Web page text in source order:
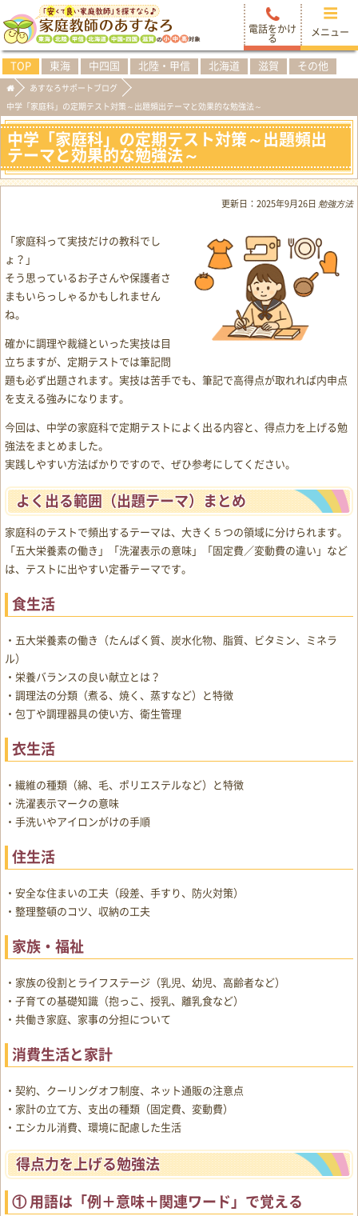
電話をかけ
る
メニュー
TOP 東海 中四国 北陸・甲信 北海道 滋賀 その他
あすなろサポートブログ
中学「家庭科」の定期テスト対策～出題頻出テーマと効果的な勉強法～
中学「家庭科」の定期テスト対策～出題頻出
テーマと効果的な勉強法～
更新日： 2025年9月26日 勉強方法
「家庭科って実技だけの教科でし
ょ？」
そう思っているお子さんや保護者さ
まもいらっしゃるかもしれません
ね。
確かに調理や裁縫といった実技は目
立ちますが、定期テストでは筆記問
題も必ず出題されます。実技は苦手でも、筆記で高得点が取れれば内申点
を支える強みになります。
今回は、中学の家庭科で定期テストによく出る内容と、得点力を上げる勉
強法をまとめました。
実践しやすい方法ばかりですので、ぜひ参考にしてください。
よく出る範囲（出題テーマ）まとめ
家庭科のテストで頻出するテーマは、大きく５つの領域に分けられます。
「五大栄養素の働き」「洗濯表示の意味」「固定費／変動費の違い」など
は、テストに出やすい定番テーマです。
食生活
・五大栄養素の働き（たんぱく質、炭水化物、脂質、ビタミン、ミネラ
ル）
・栄養バランスの良い献立とは？
・調理法の分類（煮る、焼く、蒸すなど）と特徴
・包丁や調理器具の使い方、衛生管理
衣生活
・繊維の種類（綿、毛、ポリエステルなど）と特徴
・洗濯表示マークの意味
・手洗いやアイロンがけの手順
住生活
・安全な住まいの工夫（段差、手すり、防火対策）
・整理整頓のコツ、収納の工夫
家族・福祉
・家族の役割とライフステージ（乳児、幼児、高齢者など）
・子育ての基礎知識（抱っこ、授乳、離乳食など）
・共働き家庭、家事の分担について
消費生活と家計
・契約、クーリングオフ制度、ネット通販の注意点
・家計の立て方、支出の種類（固定費、変動費）
・エシカル消費、環境に配慮した生活
得点力を上げる勉強法
① 用語は「例＋意味＋関連ワード」で覚える